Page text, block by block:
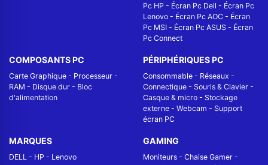
Pc HP - Écran Pc Dell - Écran Pc
Lenovo - Écran Pc AOC - Écran
Pc MSI - Écran Pc ASUS - Écran
Pc Connect
COMPOSANTS PC
Carte Graphique - Processeur -
RAM - Disque dur - Bloc
d'alimentation
PÉRIPHÉRIQUES PC
Consommable - Réseaux -
Connectique - Souris & Clavier -
Casque & micro - Stockage
externe - Webcam - Support
écran PC
MARQUES
DELL - HP - Lenovo
GAMING
Moniteurs - Chaise Gamer -